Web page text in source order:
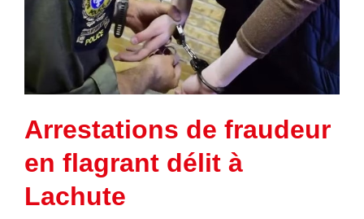
Arrestations de fraudeur
en flagrant délit à
Lachute